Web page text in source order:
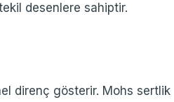
desenlere sahiptir.
direnç gösterir. Mohs sertlik